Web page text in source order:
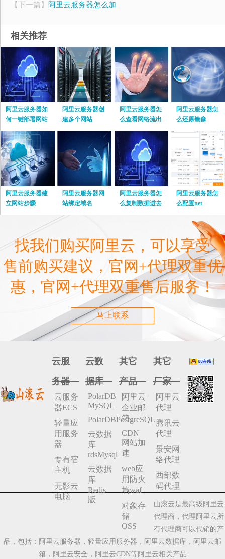
【下一篇】 阿里云服务器怎么加
相关推荐
阿里云服务器如
何一键部署网站
阿里云服务器创
建多个网站
阿里云服务器怎
么查看网络流出
流量
阿里云服务器怎
么还原镜像
阿里云服务器建
立网站步骤
阿里云服务器网
站绑定域名
阿里云服务器怎
么复制数据进去
阿里云服务器怎
么配置net
找我们购买阿里云，可以享受
售前购买建议，官网+代理双重优
惠，官网+代理双重售后服务！
马上联系
云服
务器
云服务
器ECS
轻量应
用服务
器
专有宿
主机
无影云
电脑
云数
据库
PolarDB
MySQL
PolarDBPostgreSQL
云数据
库
rdsMysql
云数据
库
Redis
版
其它
产品
阿里云
企业邮
箱
CDN
网站加
速
web应
用防火
墙waf
对象存
储
OSS
其它
厂家
阿里云
代理
腾讯云
代理
景安网
络代理
西部数
码代理
山滚云是最高级阿里云
代理商，代理阿里云所
有代理商可以代销的产
品，包括：阿里云服务器，轻量应用服务器，阿里云数据库，阿里云邮
箱，阿里云安全，阿里云CDN等阿里云相关产品